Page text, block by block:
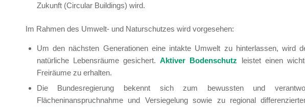
Zukunft (Circular Buildings) wird.
Im Rahmen des Umwelt- und Naturschutzes wird vorgesehen:
Um den nächsten Generationen eine intakte Umwelt zu hinterlassen, wird
natürliche Lebensräume gesichert.Aktiver Bodenschutz leistet einen
Freiräume zu erhalten.
Die Bundesregierung bekennt sich zum bewussten und
Flächeninanspruchnahme und Versiegelung sowie zu regional